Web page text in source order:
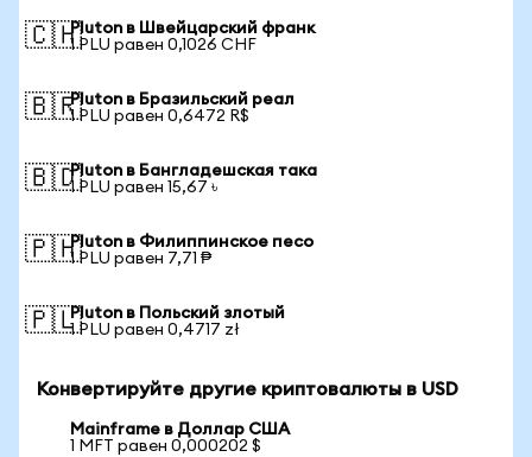
🇨🇭Pluton в Швейцарский франк
1 PLU равен 0,1026 CHF
🇧🇷Pluton в Бразильский реал
1 PLU равен 0,6472 R$
🇧🇩Pluton в Бангладешская така
1 PLU равен 15,67 ৳
🇵🇭Pluton в Филиппинское песо
1 PLU равен 7,71 ₱
🇵🇱Pluton в Польский злотый
1 PLU равен 0,4717 zł
Конвертируйте другие криптовалюты в USD
Mainframe в Доллар США
1 MFT равен 0,000202 $